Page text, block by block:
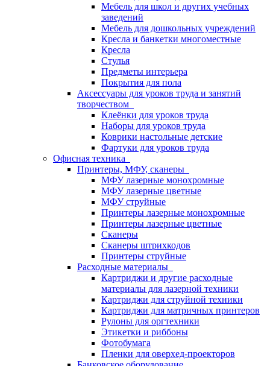
Мебель для школ и других учебных
заведений
Мебель для дошкольных учреждений
Кресла и банкетки многоместные
Кресла
Стулья
Предметы интерьера
Покрытия для пола
Аксессуары для уроков труда и занятий
творчеством
Клеёнки для уроков труда
Наборы для уроков труда
Коврики настольные детские
Фартуки для уроков труда
Офисная техника
Принтеры, МФУ, сканеры
МФУ лазерные монохромные
МФУ лазерные цветные
МФУ струйные
Принтеры лазерные монохромные
Принтеры лазерные цветные
Сканеры
Сканеры штрихкодов
Принтеры струйные
Расходные материалы
Картриджи и другие расходные
материалы для лазерной техники
Картриджи для струйной техники
Картриджи для матричных принтеров
Рулоны для оргтехники
Этикетки и риббоны
Фотобумага
Пленки для оверхед-проекторов